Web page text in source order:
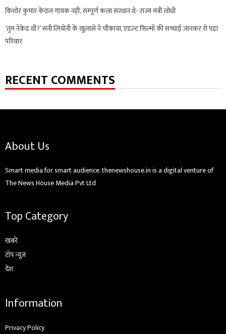
किशोर कुमार केवल गायक नहीं, सम्पूर्ण कला संस्थान थे- राज्य मंत्री लोधी
‘तुम नेकेड थीं?’ सनी लियोनी के खुलासे ने चौंकाया, एडल्ट फिल्मों की सच्चाई जानकर रो पड़ा
परिवार
RECENT COMMENTS
About Us
Smart media for smart audience. thenewshouse.in is a digital venture of
The News House Media Pvt Ltd
Top Category
ख़बरें
टॉप न्यूज़
देश
Information
Privacy Policy